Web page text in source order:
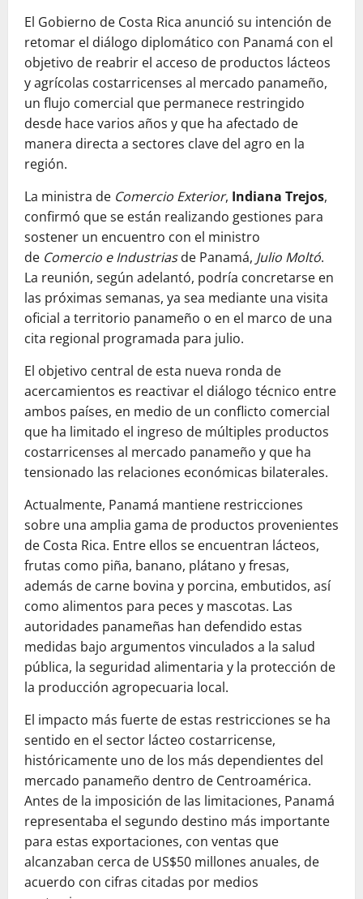
El Gobierno de Costa Rica anunció su intención de
retomar el diálogo diplomático con Panamá con el
objetivo de reabrir el acceso de productos lácteos
y agrícolas costarricenses al mercado panameño,
un flujo comercial que permanece restringido
desde hace varios años y que ha afectado de
manera directa a sectores clave del agro en la
región.
La ministra de Comercio Exterior, Indiana Trejos,
confirmó que se están realizando gestiones para
sostener un encuentro con el ministro
de Comercio e Industriasde Panamá, Julio Moltó.
La reunión, según adelantó, podría concretarse en
las próximas semanas, ya sea mediante una visita
oficial a territorio panameño o en el marco de una
cita regional programada para julio.
El objetivo central de esta nueva ronda de
acercamientos es reactivar el diálogo técnico entre
ambos países, en medio de un conflicto comercial
que ha limitado el ingreso de múltiples productos
costarricenses al mercado panameño y que ha
tensionado las relaciones económicas bilaterales.
Actualmente, Panamá mantiene restricciones
sobre una amplia gama de productos provenientes
de Costa Rica. Entre ellos se encuentran lácteos,
frutas como piña, banano, plátano y fresas,
además de carne bovina y porcina, embutidos, así
como alimentos para peces y mascotas. Las
autoridades panameñas han defendido estas
medidas bajo argumentos vinculados a la salud
pública, la seguridad alimentaria y la protección de
la producción agropecuaria local.
El impacto más fuerte de estas restricciones se ha
sentido en el sector lácteo costarricense,
históricamente uno de los más dependientes del
mercado panameño dentro de Centroamérica.
Antes de la imposición de las limitaciones, Panamá
representaba el segundo destino más importante
para estas exportaciones, con ventas que
alcanzaban cerca de US$50 millones anuales, de
acuerdo con cifras citadas por medios